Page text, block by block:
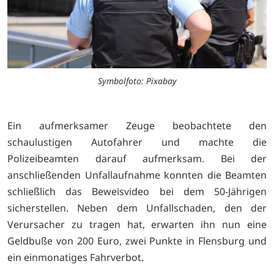
Symbolfoto: Pixabay
Ein aufmerksamer Zeuge beobachtete den
schaulustigen Autofahrer und machte die
Polizeibeamten darauf aufmerksam. Bei der
anschließenden Unfallaufnahme konnten die Beamten
schließlich das Beweisvideo bei dem 50-Jährigen
sicherstellen. Neben dem Unfallschaden, den der
Verursacher zu tragen hat, erwarten ihn nun eine
Geldbuße von 200 Euro, zwei Punkte in Flensburg und
ein einmonatiges Fahrverbot.